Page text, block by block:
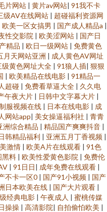
片网站 | 黄片av网站| 91我不卡
级AV在线网站 | 超碰福利资源网
欧美一区女搞男 | 国产成人精品a |
性交影院 | 欧美涩网站 | 国产日
精品 | 欧日一级网站 | 免费黄色
月天网站亚洲 | 成人黄色AV网址
级黄色网址大全 | 91狼人插| 狠狠
| 欧美精品在线电影 | 91精品一
超碰 | 免费看草逼大全 | 久久电
午夜大片 | 日韩中文字幕大片 |
服视频在线 | 日本在线电影 | 成
网站app| 美女操逼福利社 | 青青
洲综合精品 | 精品国产爽爽抖音 |
韩精品福利 | 亚洲五月丁香视频 |
激情 | 欧美A片在线观看 | 91色
黑料 | 欧美性爱黄色影院 | 免费伦
| 91日日| 成年免费在线观看 |
不卡一区0 | 国产91小视频 | 国产
日本欧美在线 | 国产大片观看 |
经典电影 | 午夜成人 | 蜜桃传媒
操操 | 高清影院| 自拍偷怕欧美 |